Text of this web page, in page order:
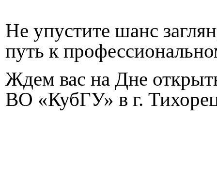
Не упустите шанс
путь к
Ждем вас на Дне
ВО «КубГУ» в г.